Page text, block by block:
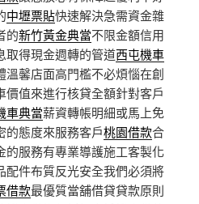
中壢票貼快速解決急需資金雜
的新竹黃金典當不限金額信用
取得現金週轉的管道西屯機車
溫馨店面高門檻不必煩惱在創
價值來進行核貸全額針對客戶
車典當薪資轉帳明細或馬上免
的態度來服務客戶桃園借款合
的服務有專業導護施工客製化
配件布質反光安全我們必須將
借款最優質當舖借貸貸款原則